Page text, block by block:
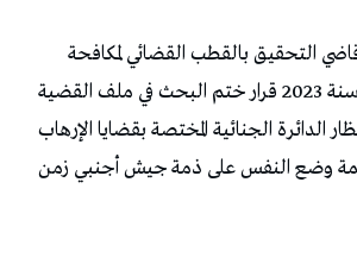
التحقيق بالقطب القضائي لمكافحة
الإرهاب خلال موفى سنة 2023 قرار ختم البحث في ملف القضية
الدائرة الجنائية المختصة بقضايا الإرهاب
وضع النفس على ذمة جيش أجنبي زمن